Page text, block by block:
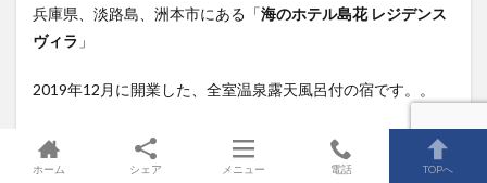
兵庫県、淡路島、洲本市にある「海のホテル島花 レジデンス
ヴィラ 」
2019年12月に開業した、全室温泉露天風呂付の宿です。。
1日5組限定の2棟のヴィラ棟があり、
ホーム シェア メニュー 電話 TOPへ